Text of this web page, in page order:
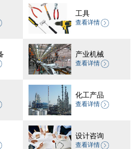
工具
查看详情
产业机械
查看详情
化工产品
查看详情
设计咨询
查看详情